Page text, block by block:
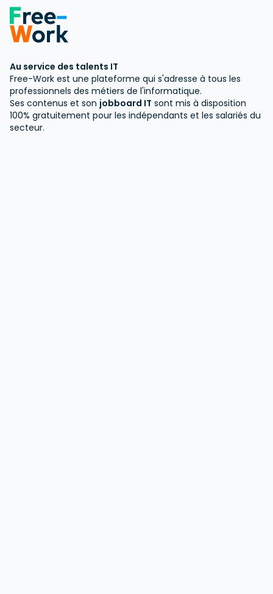
Au service des talents IT
Free-Work est une plateforme qui s'adresse à tous les
professionnels des métiers de l'informatique.
Ses contenus et son jobboard IT sont mis à disposition
100% gratuitement pour les indépendants et les salariés du
secteur.